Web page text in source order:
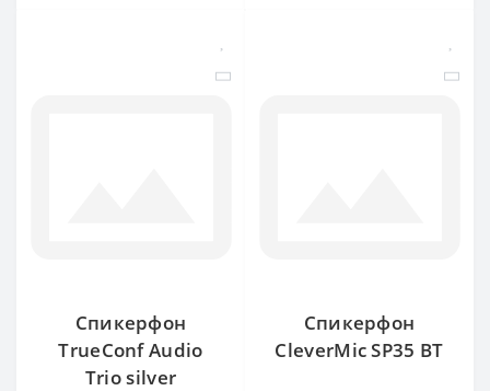
Спикерфон
TrueConf Audio
Trio silver
Спикерфон
CleverMic SP35 BT